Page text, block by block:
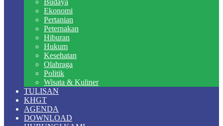
Budaya
Ekonomi
Pertanian
Peternakan
Hiburan
Hukum
Kesehatan
Olahraga
Politik
Wisata & Kuliner
TULISAN
KHGT
AGENDA
DOWNLOAD